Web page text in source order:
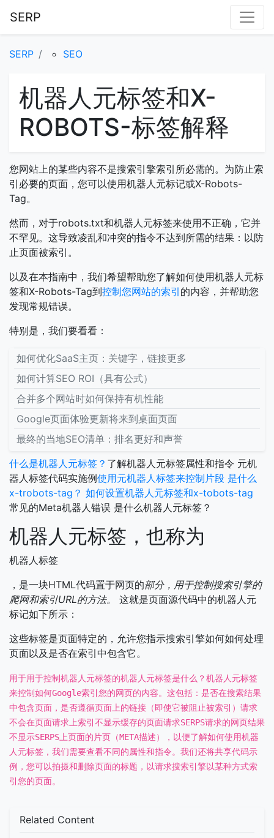
SERP
SERP SEO
机器人元标签和X-
ROBOTS-标签解释
您网站上的某些内容不是搜索引擎索引所必需的。为防止索
引必要的页面，您可以使用机器人元标记或X-Robots-
Tag。
然而，对于robots.txt和机器人元标签来使用不正确，它并
不罕见。这导致凌乱和冲突的指令不达到所需的结果：以防
止页面被索引。
以及在本指南中，我们希望帮助您了解如何使用机器人元标
签和X-Robots-Tag到控制您网站的索引 的内容，并帮助您
发现常规错误。
特别是，我们要看看：
如何优化SaaS主页：关键字，链接更多
如何计算SEO ROI（具有公式）
合并多个网站时如何保持有机性能
Google页面体验更新将来到桌面页面
最终的当地SEO清单：排名更好和声誉
什么是机器人元标签？ 了解机器人元标签属性和指令 元机
器人标签代码实施例使用元机器人标签来控制片段 是什么
x-trobots-tag？ 如何设置机器人元标签和x-tobots-tag
常见的Meta机器人错误 是什么机器人元标签？
机器人元标签，也称为
机器人标签
，是一块HTML代码置于网页的部分，用于控制搜索引擎的
爬网和索引URL的方法。
这就是页面源代码中的机器人元
标记如下所示：
这些标签是页面特定的，允许您指示搜索引擎如何如何处理
页面以及是否在索引中包含它。
用于用于控制机器人元标签的机器人元标签是什么？机器人元标签
来控制如何Google索引您的网页的内容。这包括：是否在搜索结果
中包含页面，是否遵循页面上的链接（即使它被阻止被索引）请求
不会在页面请求上索引不显示缓存的页面请求SERPS请求的网页结果
不显示SERPS上页面的片页（META描述），以便了解如何使用机器
人元标签，我们需要查看不同的属性和指令。我们还将共享代码示
例，您可以拍摄和删除页面的标题，以请求搜索引擎以某种方式索
引您的页面。
Related Content